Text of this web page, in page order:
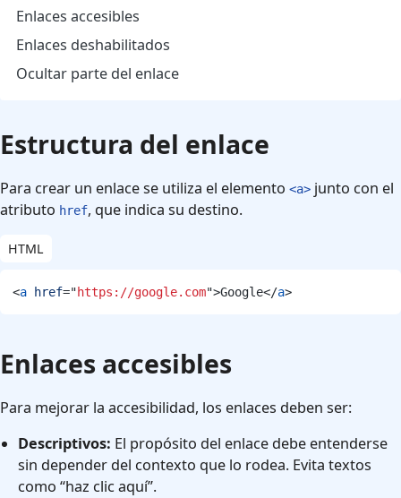
Enlaces accesibles
Enlaces deshabilitados
Ocultar parte del enlace
Estructura del enlace
Para crear un enlace se utiliza el elemento <a> junto con el
atributo href, que indica su destino.
HTML
<a href="https://google.com">Google</a>
Enlaces accesibles
Para mejorar la accesibilidad, los enlaces deben ser:
Descriptivos: El propósito del enlace debe entenderse
sin depender del contexto que lo rodea. Evita textos
como “haz clic aquí”.